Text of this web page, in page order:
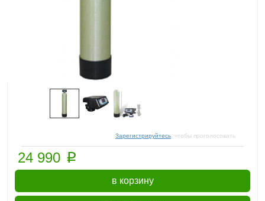
Зарегистрируйтесь , чтобы проголосовать
24 990 p
в корзину